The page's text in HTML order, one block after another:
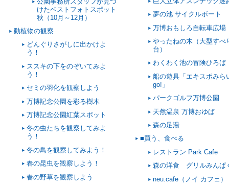
けたベストフォトスポット
秋（10月～12月）
動植物の観察
どんぐりさがしに出かけよ
う！
ススキの下をのぞいてみよ
う！
セミの羽化を観察しよう
万博記念公園を彩る樹木
万博記念公園紅葉スポット
冬の虫たちを観察してみよ
う！
冬の鳥を観察してみよう！
春の昆虫を観察しよう！
春の野草を観察しよう
夢の池 サイクルボート
万博おもしろ自転車広場
やったねの木（大型すべ
台）
わくわく池の冒険ひろば
船の遊具「エキスポみら
go!」
パークゴルフ万博公園
天然温泉 万博おゆば
森の足湯
■買う、食べる
レストラン Park Cafe
森の洋食 グリルみんぱ
neu.cafe（ノイ カフェ）